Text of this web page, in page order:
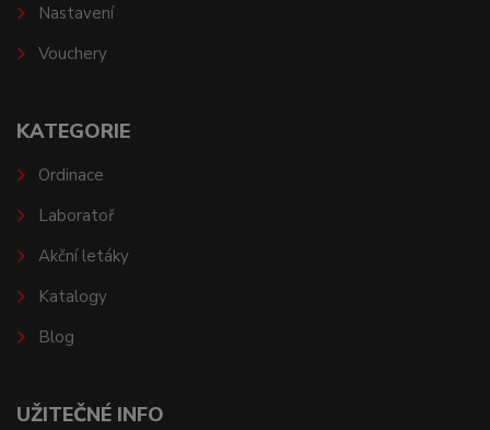
Nastavení
Vouchery
KATEGORIE
Ordinace
Laboratoř
Akční letáky
Katalogy
Blog
UŽITEČNÉ INFO